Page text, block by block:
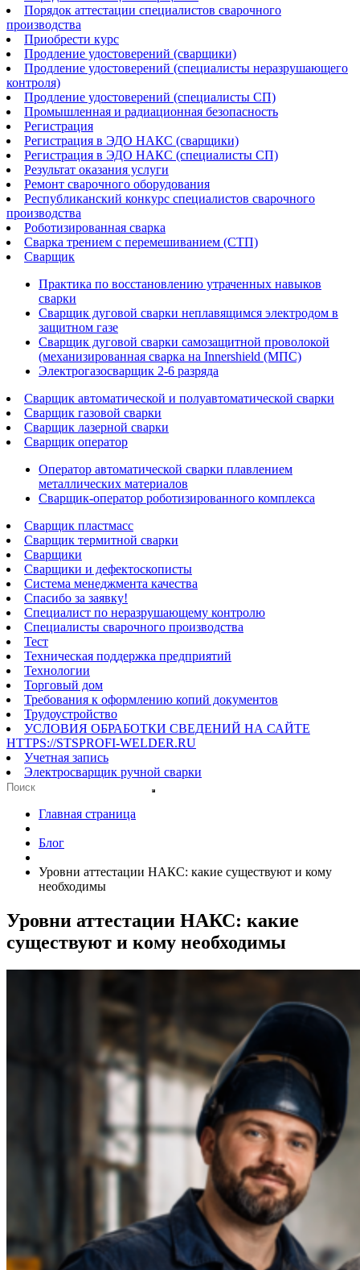
Порядок аттестации специалистов сварочного
производства
Приобрести курс
Продление удостоверений (сварщики)
Продление удостоверений (специалисты неразрушающего
контроля)
Продление удостоверений (специалисты СП)
Промышленная и радиационная безопасность
Регистрация
Регистрация в ЭДО НАКС (сварщики)
Регистрация в ЭДО НАКС (специалисты СП)
Результат оказания услуги
Ремонт сварочного оборудования
Республиканский конкурс специалистов сварочного
производства
Роботизированная сварка​
Сварка трением с перемешиванием (СТП)
Сварщик
Практика по восстановлению утраченных навыков
сварки
Сварщик дуговой сварки неплавящимся электродом в
защитном газе
Сварщик дуговой сварки самозащитной проволокой
(механизированная сварка на Innershield (МПС)
Электрогазосварщик 2-6 разряда
Сварщик автоматической и полуавтоматической сварки
Сварщик газовой сварки
Сварщик лазерной сварки
Сварщик оператор
Оператор автоматической сварки плавлением
металлических материалов
Сварщик-оператор роботизированного комплекса
Сварщик пластмасс
Сварщик термитной сварки
Сварщики
Сварщики и дефектоскописты
Система менеджмента качества
Спасибо за заявку!
Специалист по неразрушающему контролю
Специалисты сварочного производства
Тест
Техническая поддержка предприятий
Технологии
Торговый дом
Требования к оформлению копий документов
Трудоустройство
УСЛОВИЯ ОБРАБОТКИ СВЕДЕНИЙ НА САЙТЕ
HTTPS://STSPROFI-WELDER.RU
Учетная запись
Электросварщик ручной сварки
Главная страница
Блог
Уровни аттестации НАКС: какие существуют и кому
необходимы
Уровни аттестации НАКС: какие
существуют и кому необходимы